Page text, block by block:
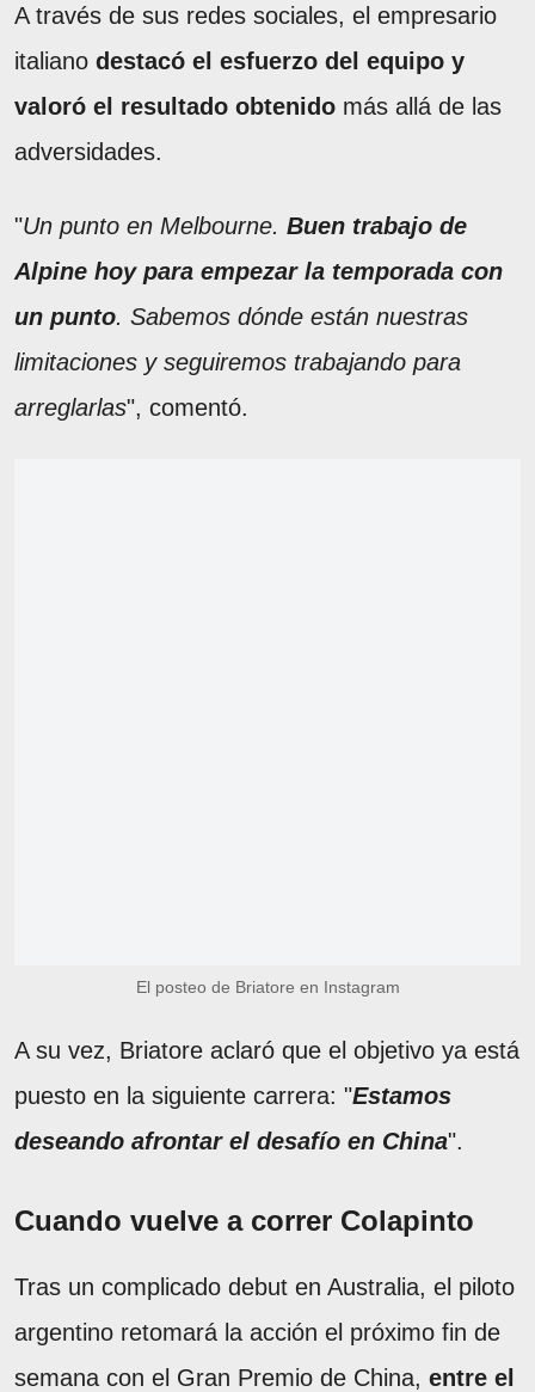
A través de sus redes sociales, el empresario
italiano destacó el esfuerzo del equipo y
valoró el resultado obtenido más allá de las
adversidades.
"Un punto en Melbourne. Buen trabajo de
Alpine hoy para empezar la temporada con
un punto. Sabemos dónde están nuestras
limitaciones y seguiremos trabajando para
arreglarlas", comentó.
El posteo de Briatore en Instagram
A su vez, Briatore aclaró que el objetivo ya está
puesto en la siguiente carrera: "Estamos
deseando afrontar el desafío en China".
Cuando vuelve a correr Colapinto
Tras un complicado debut en Australia, el piloto
argentino retomará la acción el próximo fin de
semana con el Gran Premio de China, entre el